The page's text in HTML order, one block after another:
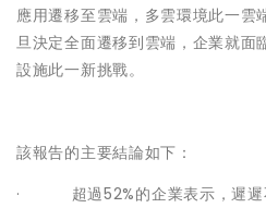
應用遷移至雲端，多雲環境此一雲
旦決定全面遷移到雲端，企業就面
設施此一新挑戰。
該報告的主要結論如下：
· 超過52%的企業表示，遲遲